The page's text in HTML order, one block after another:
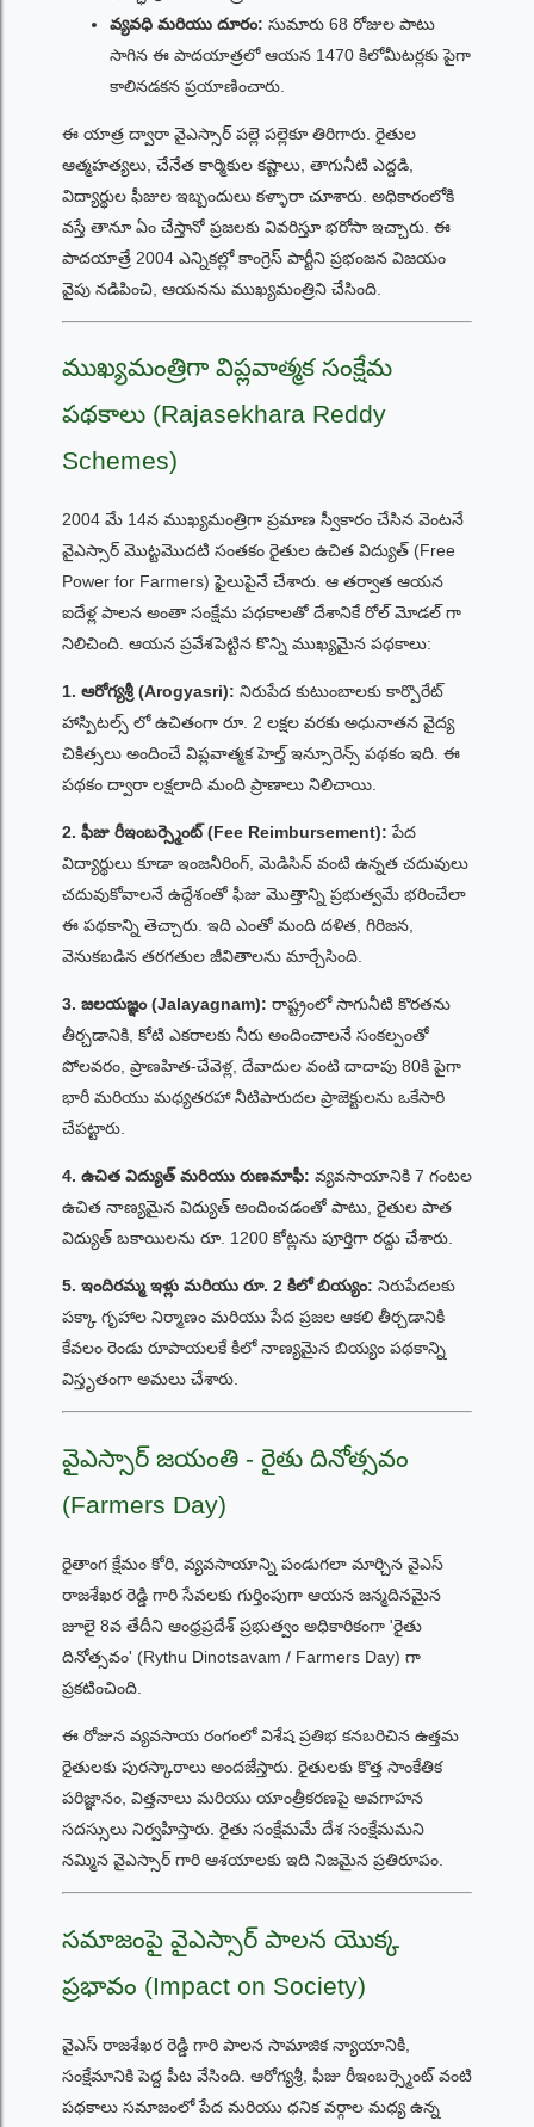
వ్యవధి మరియు దూరం: సుమారు 68 రోజుల పాటు
సాగిన ఈ పాదయాత్రలో ఆయన 1470 కిలోమీటర్లకు పైగా
కాలినడకన ప్రయాణించారు.
ఈ యాత్ర ద్వారా వైఎస్సార్ పల్లె పల్లెకూ తిరిగారు. రైతుల
ఆత్మహత్యలు, చేనేత కార్మికుల కష్టాలు, తాగునీటి ఎద్దడి,
విద్యార్థుల ఫీజుల ఇబ్బందులు కళ్ళారా చూశారు. అధికారంలోకి
వస్తే తానూ ఏం చేస్తానో ప్రజలకు వివరిస్తూ భరోసా ఇచ్చారు. ఈ
పాదయాత్రే 2004 ఎన్నికల్లో కాంగ్రెస్ పార్టీని ప్రభంజన విజయం
వైపు నడిపించి, ఆయనను ముఖ్యమంత్రిని చేసింది.
ముఖ్యమంత్రిగా విప్లవాత్మక సంక్షేమ
పథకాలు (Rajasekhara Reddy
Schemes)
2004 మే 14న ముఖ్యమంత్రిగా ప్రమాణ స్వీకారం చేసిన వెంటనే
వైఎస్సార్ మొట్టమొదటి సంతకం రైతుల ఉచిత విద్యుత్ (Free
Power for Farmers) ఫైలుపైనే చేశారు. ఆ తర్వాత ఆయన
ఐదేళ్ల పాలన అంతా సంక్షేమ పథకాలతో దేశానికే రోల్ మోడల్ గా
నిలిచింది. ఆయన ప్రవేశపెట్టిన కొన్ని ముఖ్యమైన పథకాలు:
1. ఆరోగ్యశ్రీ (Arogyasri): నిరుపేద కుటుంబాలకు కార్పొరేట్
హాస్పిటల్స్ లో ఉచితంగా రూ. 2 లక్షల వరకు అధునాతన వైద్య
చికిత్సలు అందించే విప్లవాత్మక హెల్త్ ఇన్సూరెన్స్ పథకం ఇది. ఈ
పథకం ద్వారా లక్షలాది మంది ప్రాణాలు నిలిచాయి.
2. ఫీజు రీఇంబర్స్మెంట్ (Fee Reimbursement): పేద
విద్యార్థులు కూడా ఇంజనీరింగ్, మెడిసిన్ వంటి ఉన్నత చదువులు
చదువుకోవాలనే ఉద్దేశంతో ఫీజు మొత్తాన్ని ప్రభుత్వమే భరించేలా
ఈ పథకాన్ని తెచ్చారు. ఇది ఎంతో మంది దళిత, గిరిజన,
వెనుకబడిన తరగతుల జీవితాలను మార్చేసింది.
3. జలయజ్ఞం (Jalayagnam): రాష్ట్రంలో సాగునీటి కొరతను
తీర్చడానికి, కోటి ఎకరాలకు నీరు అందించాలనే సంకల్పంతో
పోలవరం, ప్రాణహిత-చేవెళ్ల, దేవాదుల వంటి దాదాపు 80కి పైగా
భారీ మరియు మధ్యతరహా నీటిపారుదల ప్రాజెక్టులను ఒకేసారి
చేపట్టారు.
4. ఉచిత విద్యుత్ మరియు రుణమాఫీ: వ్యవసాయానికి 7 గంటల
ఉచిత నాణ్యమైన విద్యుత్ అందించడంతో పాటు, రైతుల పాత
విద్యుత్ బకాయిలను రూ. 1200 కోట్లను పూర్తిగా రద్దు చేశారు.
5. ఇందిరమ్మ ఇళ్లు మరియు రూ. 2 కిలో బియ్యం: నిరుపేదలకు
పక్కా గృహాల నిర్మాణం మరియు పేద ప్రజల ఆకలి తీర్చడానికి
కేవలం రెండు రూపాయలకే కిలో నాణ్యమైన బియ్యం పథకాన్ని
విస్తృతంగా అమలు చేశారు.
వైఎస్సార్ జయంతి - రైతు దినోత్సవం
(Farmers Day)
రైతాంగ క్షేమం కోరి, వ్యవసాయాన్ని పండుగలా మార్చిన వైఎస్
రాజశేఖర రెడ్డి గారి సేవలకు గుర్తింపుగా ఆయన జన్మదినమైన
జూలై 8వ తేదీని ఆంధ్రప్రదేశ్ ప్రభుత్వం అధికారికంగా 'రైతు
దినోత్సవం' (Rythu Dinotsavam / Farmers Day) గా
ప్రకటించింది.
ఈ రోజున వ్యవసాయ రంగంలో విశేష ప్రతిభ కనబరిచిన ఉత్తమ
రైతులకు పురస్కారాలు అందజేస్తారు. రైతులకు కొత్త సాంకేతిక
పరిజ్ఞానం, విత్తనాలు మరియు యాంత్రీకరణపై అవగాహన
సదస్సులు నిర్వహిస్తారు. రైతు సంక్షేమమే దేశ సంక్షేమమని
నమ్మిన వైఎస్సార్ గారి ఆశయాలకు ఇది నిజమైన ప్రతిరూపం.
సమాజంపై వైఎస్సార్ పాలన యొక్క
ప్రభావం (Impact on Society)
వైఎస్ రాజశేఖర రెడ్డి గారి పాలన సామాజిక న్యాయానికి,
సంక్షేమానికి పెద్ద పీట వేసింది. ఆరోగ్యశ్రీ, ఫీజు రీఇంబర్స్మెంట్ వంటి
పథకాలు సమాజంలో పేద మరియు ధనిక వర్గాల మధ్య ఉన్న